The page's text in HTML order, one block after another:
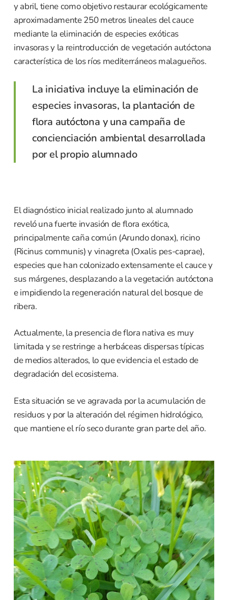
y abril, tiene como objetivo restaurar ecológicamente
aproximadamente 250 metros lineales del cauce
mediante la eliminación de especies exóticas
invasoras y la reintroducción de vegetación autóctona
característica de los ríos mediterráneos malagueños.
La iniciativa incluye la eliminación de
especies invasoras, la plantación de
flora autóctona y una campaña de
concienciación ambiental desarrollada
por el propio alumnado
El diagnóstico inicial realizado junto al alumnado
reveló una fuerte invasión de flora exótica,
principalmente caña común (Arundo donax), ricino
(Ricinus communis) y vinagreta (Oxalis pes-caprae),
especies que han colonizado extensamente el cauce y
sus márgenes, desplazando a la vegetación autóctona
e impidiendo la regeneración natural del bosque de
ribera.
Actualmente, la presencia de flora nativa es muy
limitada y se restringe a herbáceas dispersas típicas
de medios alterados, lo que evidencia el estado de
degradación del ecosistema.
Esta situación se ve agravada por la acumulación de
residuos y por la alteración del régimen hidrológico,
que mantiene el río seco durante gran parte del año.